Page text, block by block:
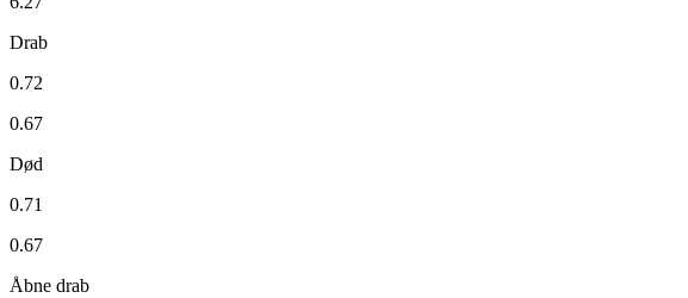
Drab
0.72
0.67
Død
0.71
0.67
Åbne drab